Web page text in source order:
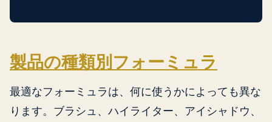
製品の種類別フォーミュラ
最適なフォーミュラは、何に使うかによっても異な
ります。ブラシュ、ハイライター、アイシャドウ、